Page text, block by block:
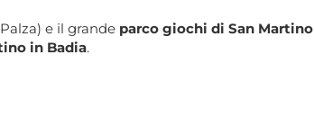
e il grande parco giochi di San Martino
in Badia.